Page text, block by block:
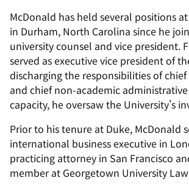
McDonald has held several positions
in Durham, North Carolina since he
university counsel and vice president.
served as executive vice president of
discharging the responsibilities of
and chief non-academic
capacity, he oversaw the University's
Prior to his tenure at Duke, McDonald
international business executive in
practicing attorney in San Francisco
member at Georgetown University